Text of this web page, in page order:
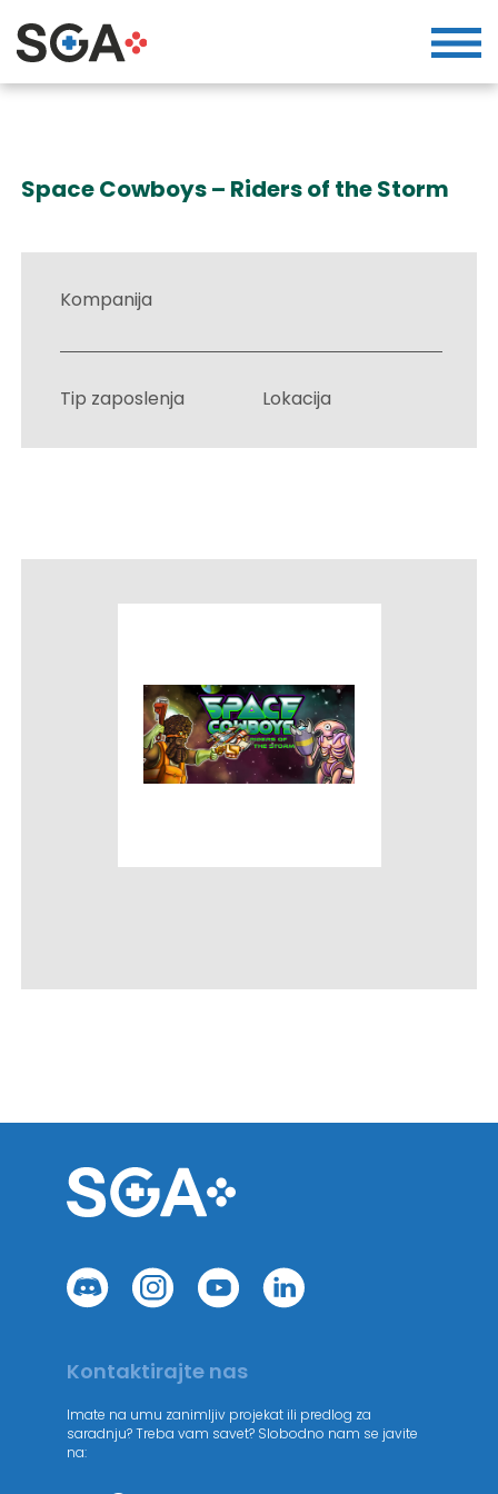
Space Cowboys – Riders of the Storm
Kompanija
Tip zaposlenja Lokacija
Kontaktirajte nas
Imate na umu zanimljiv projekat ili predlog za
saradnju? Treba vam savet? Slobodno nam se javite
na: